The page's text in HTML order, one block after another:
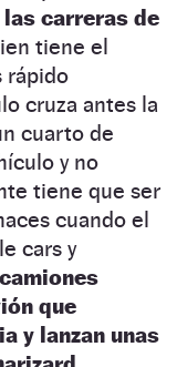
carreras de
tiene el
rápido
cruza antes la
cuarto de
y no
tiene que ser
cuando el
cars y
que
y lanzan unas